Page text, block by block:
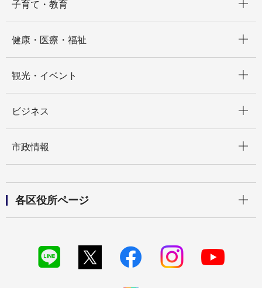
子育て・教育
健康・医療・福祉
観光・イベント
ビジネス
市政情報
各区役所ページ